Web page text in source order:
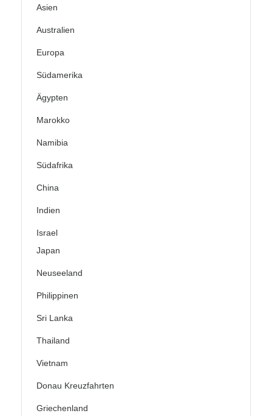
Asien
Australien
Europa
Südamerika
Ägypten
Marokko
Namibia
Südafrika
China
Indien
Israel
Japan
Neuseeland
Philippinen
Sri Lanka
Thailand
Vietnam
Donau Kreuzfahrten
Griechenland